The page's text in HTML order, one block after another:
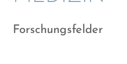
Forschungs­fel­der